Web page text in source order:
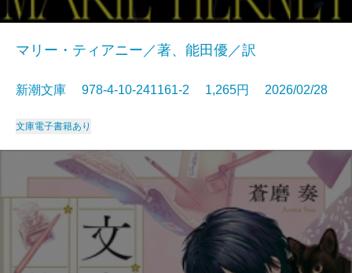
マリー・ティアニー／著、能田優／訳
新潮文庫 978-4-10-241161-2 1,265円 2026/02/28
文庫電子書籍あり